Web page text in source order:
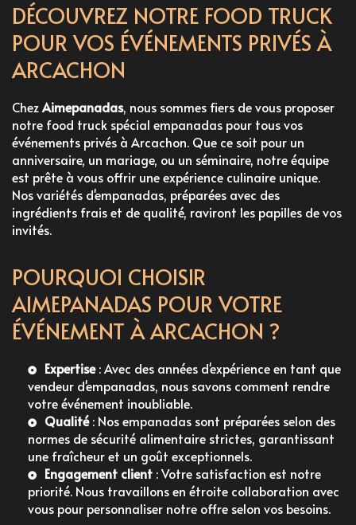
DÉCOUVREZ NOTRE FOOD TRUCK
POUR VOS ÉVÉNEMENTS PRIVÉS À
ARCACHON
ChezAimepanadas, nous sommes fiers de vous proposer
notre food truck spécial empanadas pour tous vos
événements privés à Arcachon. Que ce soit pour un
anniversaire, un mariage, ou un séminaire, notre équipe
est prête à vous offrir une expérience culinaire unique.
Nosvariétés d'empanadas, préparées avec des
ingrédients frais et de qualité, raviront les papilles de vos
invités.
POURQUOI CHOISIR
AIMEPANADAS POUR VOTRE
ÉVÉNEMENT À ARCACHON ?
Expertise: Avec des années d'expérience en tant que
vendeur d'empanadas, nous savons comment rendre
votre événement inoubliable.
Qualité: Nos empanadas sont préparées selon des
normes de sécurité alimentaire strictes, garantissant
une fraîcheur et un goût exceptionnels.
Engagement client : Votre satisfaction est notre
priorité. Nous travaillons en étroite collaboration avec
vous pour personnaliser notre offre selon vos besoins.